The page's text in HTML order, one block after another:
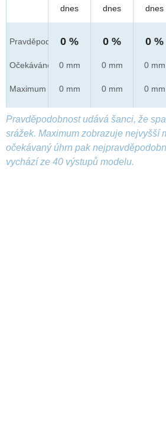
Pravděpod.
Očekáváno
Maximum
dnes
0 %
0 mm
0 mm
dnes
0 %
0 mm
0 mm
dnes
0 %
0 mm
0 mm
Pravděpodobnost udává šanci, že
srážek. Maximum zobrazuje nejvyšší
očekávaný úhrn pak
vychází ze 40 výstupů modelu.